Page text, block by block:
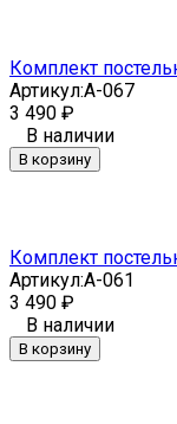
Комплект
Артикул:A-067
3 490 ₽
В наличии
В корзину
Комплект
Артикул:A-061
3 490 ₽
В наличии
В корзину